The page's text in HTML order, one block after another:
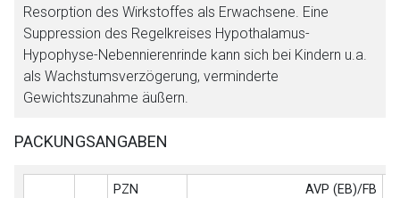
Resorption des Wirkstoffes als Erwachsene. Eine
Suppression des Regelkreises Hypothalamus-
Hypophyse-Nebennierenrinde kann sich bei Kindern u.a.
als Wachstumsverzögerung, verminderte
Gewichtszunahme äußern.
PACKUNGSANGABEN
PZN AVP (EB)/FB